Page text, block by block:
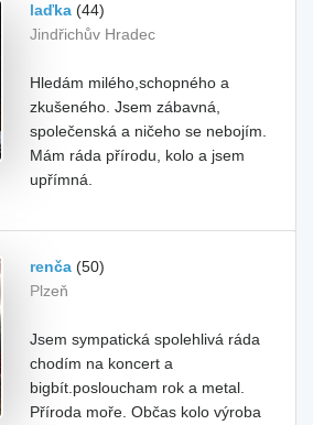
laďka (44)
Jindřichův Hradec
Hledám milého,schopného a
zkušeného. Jsem zábavná,
společenská a ničeho se nebojím.
Mám ráda přírodu, kolo a jsem
upřímná.
renča (50)
Plzeň
Jsem sympatická spolehlivá ráda
chodím na koncert a
bigbít.posloucham rok a metal.
Příroda moře. Občas kolo výroba